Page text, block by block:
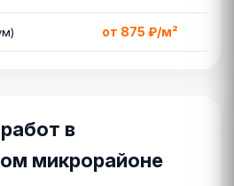
от 875 ₽/м²
в
микрорайоне